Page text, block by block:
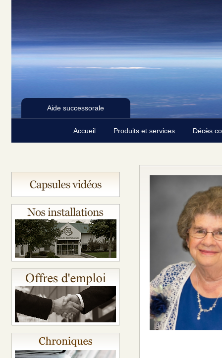
Aide successorale
Accueil Produits et services Décès